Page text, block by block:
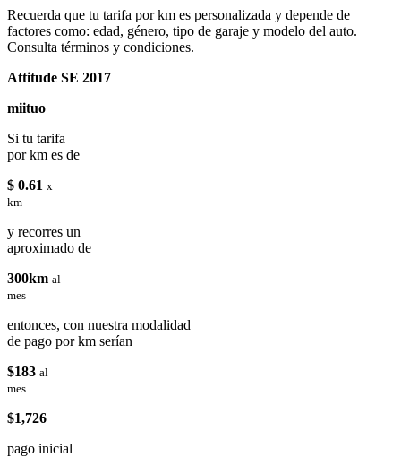
Recuerda que tu tarifa por km es personalizada y depende de
factores como: edad, género, tipo de garaje y modelo del auto.
Consulta términos y condiciones.
Attitude SE 2017
miituo
Si tu tarifa
por km es de
$ 0.61 x
km
y recorres un
aproximado de
300km al
mes
entonces, con nuestra modalidad
de pago por km serían
$183 al
mes
$1,726
pago inicial